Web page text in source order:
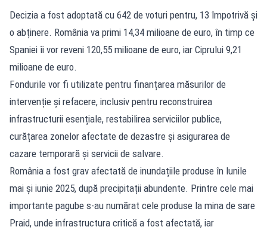
Decizia a fost adoptată cu 642 de voturi pentru, 13 împotrivă și
o abținere. România va primi 14,34 milioane de euro, în timp ce
Spaniei îi vor reveni 120,55 milioane de euro, iar Ciprului 9,21
milioane de euro.
Fondurile vor fi utilizate pentru finanțarea măsurilor de
intervenție și refacere, inclusiv pentru reconstruirea
infrastructurii esențiale, restabilirea serviciilor publice,
curățarea zonelor afectate de dezastre și asigurarea de
cazare temporară și servicii de salvare.
România a fost grav afectată de inundațiile produse în lunile
mai și iunie 2025, după precipitații abundente. Printre cele mai
importante pagube s-au numărat cele produse la mina de sare
Praid, unde infrastructura critică a fost afectată, iar